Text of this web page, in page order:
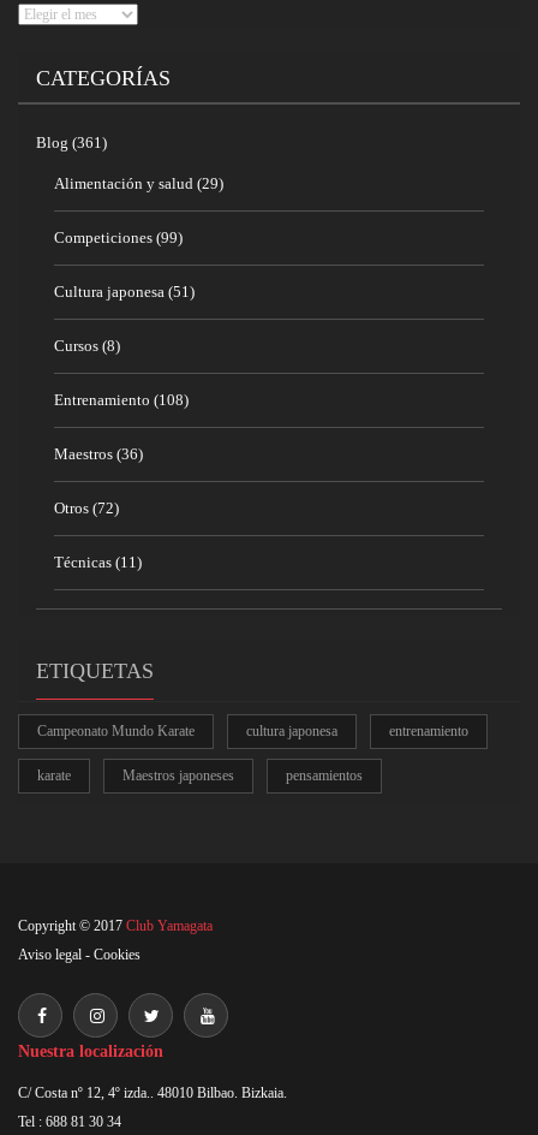
Archivos
CATEGORÍAS
Blog (361)
Alimentación y salud (29)
Competiciones (99)
Cultura japonesa (51)
Cursos (8)
Entrenamiento (108)
Maestros (36)
Otros (72)
Técnicas (11)
ETIQUETAS
Campeonato Mundo Karate cultura japonesa entrenamiento
karate Maestros japoneses pensamientos
Copyright © 2017 Club Yamagata
Aviso legal - Cookies
Nuestra localización
C/ Costa nº 12, 4º izda.. 48010 Bilbao. Bizkaia.
Tel : 688 81 30 34